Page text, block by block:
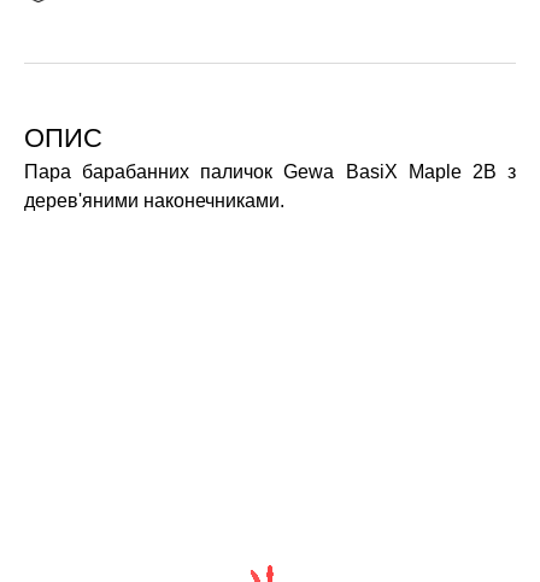
ОПИС
Пара барабанних паличок Gewa BasiX Maple 2B з
дерев'яними наконечниками.